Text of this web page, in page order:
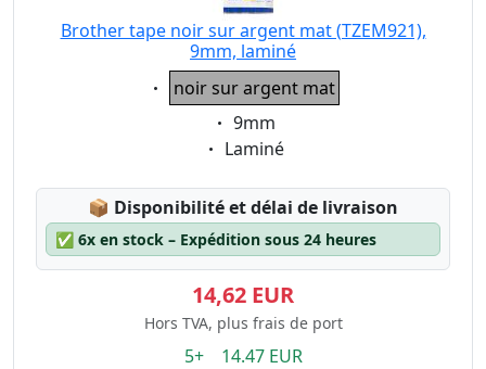
Brother tape noir sur argent mat (TZEM921),
9mm, laminé
Eigenschaft:
noir sur argent mat
Eigenschaft:
9mm
Eigenschaft:
Laminé
📦 Lagerstatus:
Disponibilité et délai de livraison
✅ 6x en stock – Expédition sous 24 heures
14,62 EUR
Hors TVA, plus frais de port
5+ 14.47 EUR